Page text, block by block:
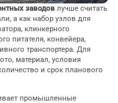
заводов лучше считать
а как набор узлов для
клинкерного
питателя, конвейера,
транспортера. Для
материал, условия
и срок планового
промышленные